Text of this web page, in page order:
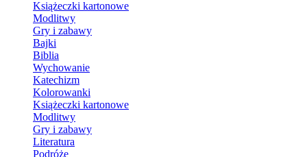
Książeczki kartonowe
Modlitwy
Gry i zabawy
Bajki
Biblia
Wychowanie
Katechizm
Kolorowanki
Książeczki kartonowe
Modlitwy
Gry i zabawy
Literatura
Podróże